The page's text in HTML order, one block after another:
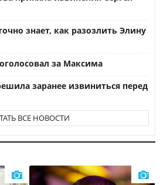
знает, как разозлить Элину
за Максима
заранее извиниться перед
ВСЕ НОВОСТИ